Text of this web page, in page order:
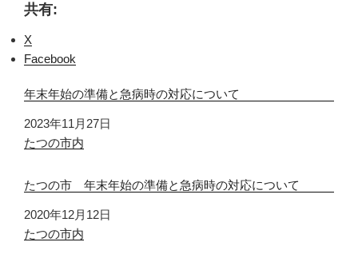
共有:
X
Facebook
年末年始の準備と急病時の対応について
日付
2023年11月27日
関連理由
たつの市内
たつの市 年末年始の準備と急病時の対応について
日付
2020年12月12日
関連理由
たつの市内